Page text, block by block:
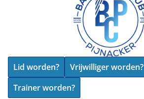
Lid worden?
Vrijwilliger worden?
Trainer worden?